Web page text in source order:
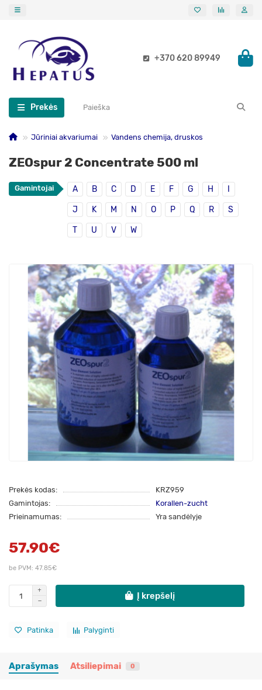
+370 620 89949
Prekės
Jūriniai akvariumai Vandens chemija, druskos
ZEOspur 2 Concentrate 500 ml
Gamintojai A B C D E F G H
J K M N O P Q R S
T U V W
Prekės kodas:
KRZ959
Gamintojas:
Korallen-zucht
Prieinamumas:
Yra sandėlyje
57.90€
be PVM: 47.85€
Į krepšelį
Patinka Palyginti
Aprašymas Atsiliepimai 0